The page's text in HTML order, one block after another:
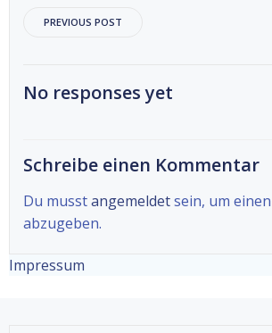
PREVIOUS POST
No responses yet
Schreibe einen Kommentar
Du musstangemeldetsein, um
abzugeben.
Impressum